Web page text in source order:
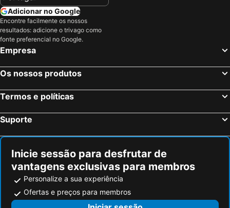
Adicionar no Google
Encontre facilmente os nossos
resultados: adicione o trivago como
fonte preferencial no Google.
Empresa
Os nossos produtos
Termos e políticas
Suporte
Inicie sessão para desfrutar de
vantagens exclusivas para membros
Personalize a sua experiência
Ofertas e preços para membros